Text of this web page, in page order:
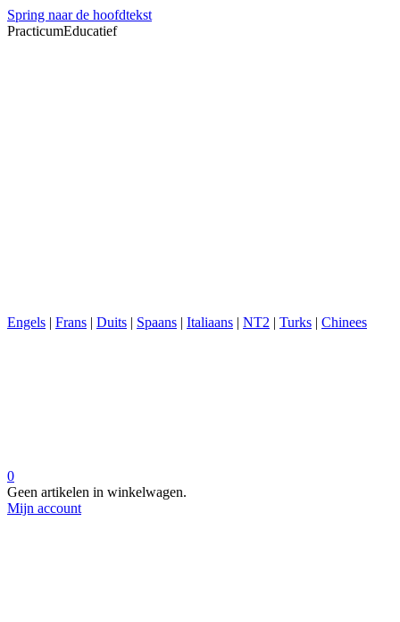
Spring naar de hoofdtekst
PracticumEducatief
Engels | Frans | Duits | Spaans | Italiaans | NT2 | Turks | Chinees
0
Geen artikelen in winkelwagen.
Mijn account